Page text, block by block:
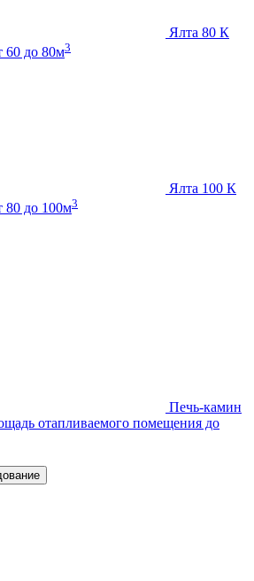
Ялта 80 К
60 до 80м3
Ялта 100 К
80 до 100м3
Печь-камин
отапливаемого помещения до